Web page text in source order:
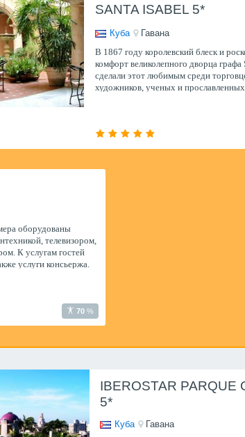
SANTA ISABEL 5*
Куба
Гавана
В 1867 году королевский блеск и
комфорт великолепного дворца графа
сделали этот любимым среди
художников, ученых и прославленных
оборудованы
телевизором,
К услугам гостей
услуги консьержа.
70%
IBEROSTAR PARQUE
5*
Куба
Гавана